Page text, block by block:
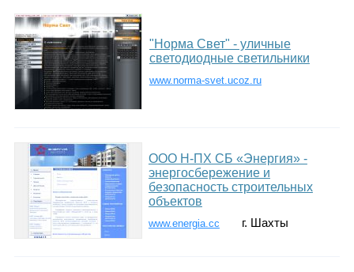
"Норма Свет" - уличные
светодиодные светильники
www.norma-svet.ucoz.ru
ООО Н-ПХ СБ «Энергия» -
энергосбережение и
безопасность строительных
объектов
www.energia.cc г. Шахты